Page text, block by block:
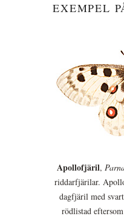
EXEMPEL
Apollofjäril,
riddarfjärilar.
dagfjäril med
rödlistad